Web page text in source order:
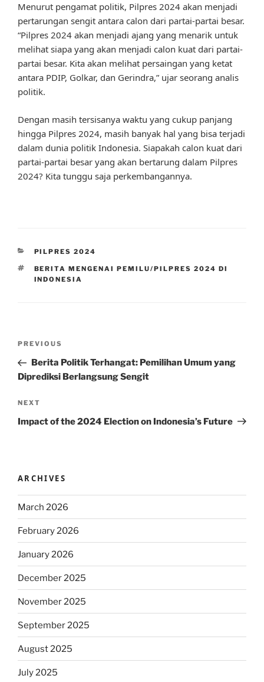
Menurut pengamat politik, Pilpres 2024 akan menjadi
pertarungan sengit antara calon dari partai-partai besar.
“Pilpres 2024 akan menjadi ajang yang menarik untuk
melihat siapa yang akan menjadi calon kuat dari partai-
partai besar. Kita akan melihat persaingan yang ketat
antara PDIP, Golkar, dan Gerindra,” ujar seorang analis
politik.
Dengan masih tersisanya waktu yang cukup panjang
hingga Pilpres 2024, masih banyak hal yang bisa terjadi
dalam dunia politik Indonesia. Siapakah calon kuat dari
partai-partai besar yang akan bertarung dalam Pilpres
2024? Kita tunggu saja perkembangannya.
CATEGORIES
PILPRES 2024
TAGS
BERITA MENGENAI PEMILU/PILPRES 2024 DI
INDONESIA
Previous
Post
PREVIOUS
Berita Politik Terhangat: Pemilihan Umum yang
Diprediksi Berlangsung Sengit
Next
Post
NEXT
Impact of the 2024 Election on Indonesia’s Future
ARCHIVES
March 2026
February 2026
January 2026
December 2025
November 2025
September 2025
August 2025
July 2025